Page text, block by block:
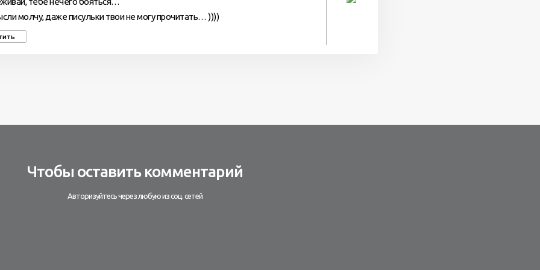
молчу, даже писульки твои не могу прочитать… ))))
Чтобы оставить комментарий
Авторизуйтесь через любую из соц. сетей